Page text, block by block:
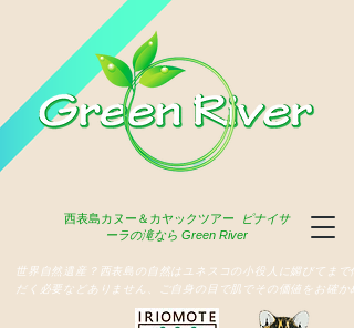
西表島カヌー＆カヤックツアー
ピナイサ
ーラの滝なら Green River
世界自然遺産？西表島の自然はユネスコの小役人に媚びてまで
だく必要などありません、ご自身の目で肌でその価値をお確か